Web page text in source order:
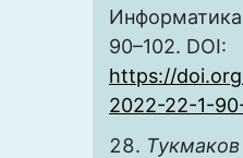
90–102. DOI:
https://
2022-22-1-